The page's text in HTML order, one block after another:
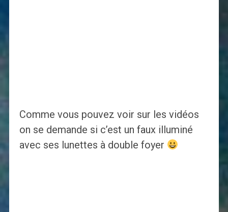
Comme vous pouvez voir sur les vidéos
on se demande si c’est un faux illuminé
avec ses lunettes à double foyer